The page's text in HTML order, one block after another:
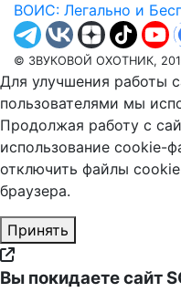
ВОИС: Легально и
© ЗВУКОВОЙ ОХОТНИК,
Для улучшения работы
пользователями мы
Продолжая работу с
использование cookie-
отключить файлы
браузера.
Принять
Вы покидаете сайт